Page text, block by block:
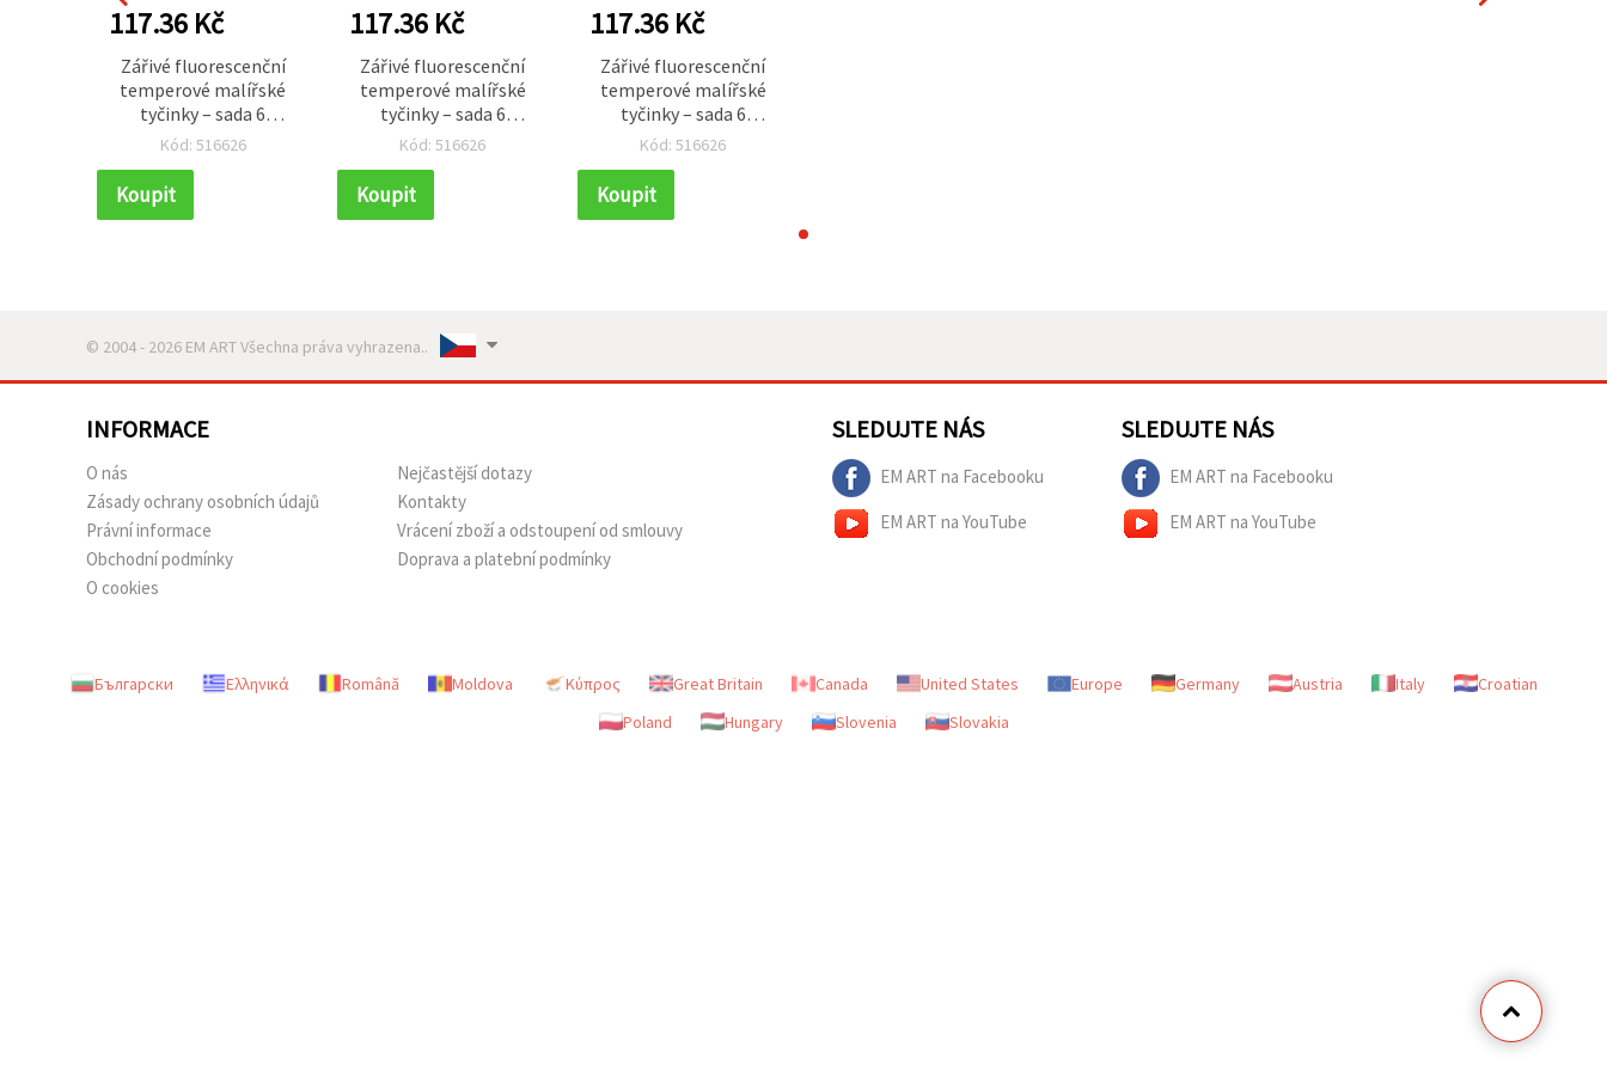
117.36 Kč
Zářivé fluorescenční
temperové malířské
tyčinky – sada 6
jasných barev, 10 g
kreativní děti, výtvarné
projekty a výrazné DIY
Kód: 516626
Koupit
117.36 Kč
Zářivé fluorescenční
temperové malířské
tyčinky – sada 6
jasných barev, 10 g
kreativní děti, výtvarné
projekty a výrazné DIY
Kód: 516626
Koupit
117.36 Kč
Zářivé fluorescenční
temperové malířské
tyčinky – sada 6
jasných barev, 10 g
kreativní děti, výtvarné
projekty a výrazné DIY
Kód: 516626
Koupit
© 2004 - 2026 EM ART Všechna práva vyhrazena..
INFORMACE
O nás
Zásady ochrany osobních údajů
Právní informace
Obchodní podmínky
O cookies
Nejčastější dotazy
Kontakty
Vrácení zboží a odstoupení od smlouvy
Doprava a platební podmínky
SLEDUJTE NÁS
EM ART na Facebooku
EM ART na YouTube
SLEDUJTE NÁS
EM ART na Facebooku
EM ART na YouTube
Български Ελληνικά Română Moldova Κύπρος Great Britain Canada United States Europe Germany Austria Italy
Croatian
Poland
Hungary Slovenia Slovakia